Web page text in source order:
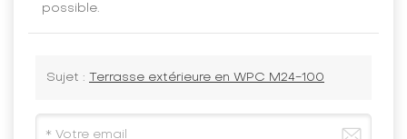
possible.
Sujet : Terrasse extérieure en WPC M24-100